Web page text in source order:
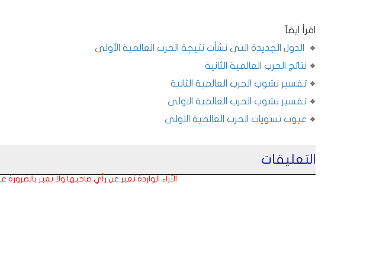
اقرأ ايضآ
الدول الجديدة التي نشأت نتيجة الحرب العالمية الأولى
نتائج الحرب العالمية الثانية
تفسير نشوب الحرب العالمية الثانية
تفسير نشوب الحرب العالمية الاولى
عيوب تسويات الحرب العالمية الاولى
التعليقات
الآراء الواردة تعبر عن رأي صاحبها ولا تعبر